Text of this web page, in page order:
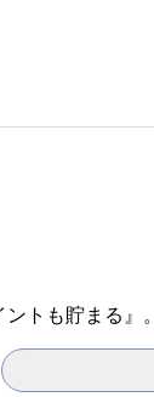
トも貯まる』。